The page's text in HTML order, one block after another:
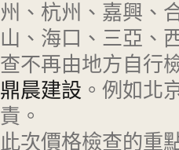
州、杭州、嘉興、
山、海口、三亞、
查不再由地方自行
鼎晨建設 。例如北
責。
此次價格檢查的重